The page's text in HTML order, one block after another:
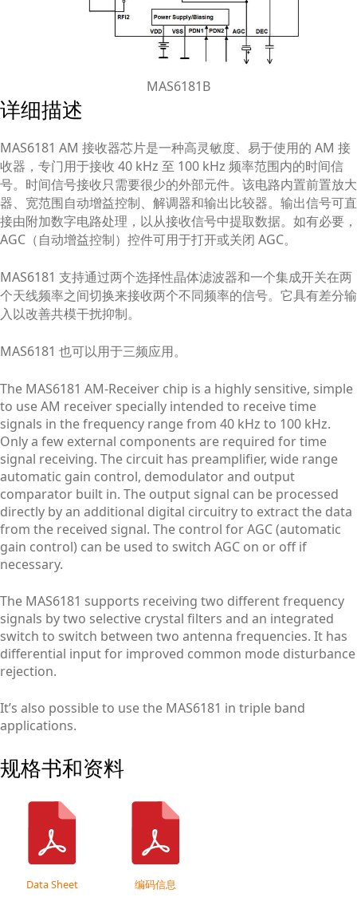
MAS6181B
详细描述
MAS6181 AM 接收器芯片是一种高灵敏度、易于使用的 AM 接
收器，专门用于接收 40 kHz 至 100 kHz 频率范围内的时间信
号。时间信号接收只需要很少的外部元件。该电路内置前置放大
器、宽范围自动增益控制、解调器和输出比较器。输出信号可直
接由附加数字电路处理，以从接收信号中提取数据。如有必要，
AGC（自动增益控制）控件可用于打开或关闭 AGC。
MAS6181 支持通过两个选择性晶体滤波器和一个集成开关在两
个天线频率之间切换来接收两个不同频率的信号。它具有差分输
入以改善共模干扰抑制。
MAS6181 也可以用于三频应用。
The MAS6181 AM-Receiver chip is a highly sensitive, simple
to use AM receiver specially intended to receive time
signals in the frequency range from 40 kHz to 100 kHz.
Only a few external components are required for time
signal receiving. The circuit has preamplifier, wide range
automatic gain control, demodulator and output
comparator built in. The output signal can be processed
directly by an additional digital circuitry to extract the data
from the received signal. The control for AGC (automatic
gain control) can be used to switch AGC on or off if
necessary.
The MAS6181 supports receiving two different frequency
signals by two selective crystal filters and an integrated
switch to switch between two antenna frequencies. It has
differential input for improved common mode disturbance
rejection.
It’s also possible to use the MAS6181 in triple band
applications.
规格书和资料
Data Sheet 编码信息